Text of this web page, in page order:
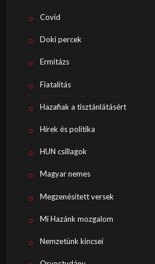
Covid
Doki percek
Ermitázs
Fiatalítás
Hazafiak a tisztánlátásért
Hírek és politika
HUN csillagok
Magyar nemes
Megzenésített versek
Mi Hazánk mozgalom
Nemzetünk kincsei